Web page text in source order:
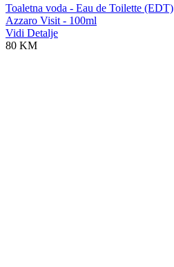
Toaletna voda - Eau de Toilette (EDT)
Azzaro Visit - 100ml
Vidi Detalje
80 KM